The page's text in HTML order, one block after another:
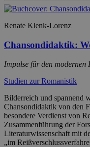
Renate Klenk-Lorenz
Chansondidaktik:
Impulse für den modernen
Studien zur Romanistik
Bilderreich und spannend
Chansondidaktik von den
besondere Verdienst von
Zusammenführung der
Literaturwissenschaft mit
„im